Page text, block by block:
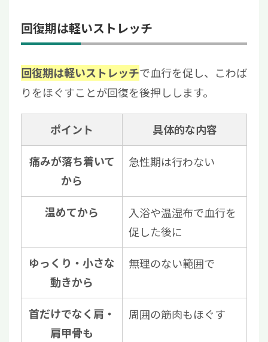
回復期は軽いストレッチ
回復期は軽いストレッチで血行を促し、こわば
りをほぐすことが回復を後押しします。
ポイント 具体的な内容
痛みが落ち着いて
から
急性期は行わない
温めてから
入浴や温湿布で血行を
促した後に
ゆっくり・小さな
動きから
無理のない範囲で
首だけでなく肩・
肩甲骨も
周囲の筋肉もほぐす